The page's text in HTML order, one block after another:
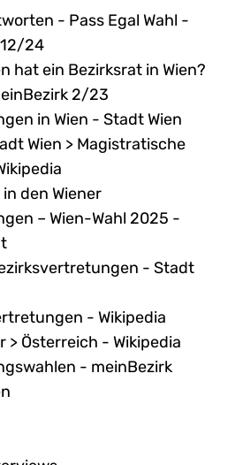
- Pass Egal Wahl -
24
hat ein Bezirksrat in Wien?
2/23
in Wien - Stadt Wien
Wien > Magistratische
den Wiener
– Wien-Wahl 2025 -
- Stadt
- Wikipedia
> Österreich - Wikipedia
- meinBezirk